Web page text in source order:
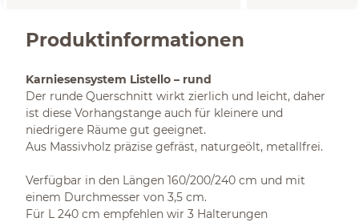
Produktinformationen
Karniesensystem Listello – rund
Der runde Querschnitt wirkt zierlich und leicht, daher
ist diese Vorhangstange auch für kleinere und
niedrigere Räume gut geeignet.
Aus Massivholz präzise gefräst, naturgeölt, metallfrei.
Verfügbar in den Längen 160/200/240 cm und mit
einem Durchmesser von 3,5 cm.
Für L 240 cm empfehlen wir 3 Halterungen